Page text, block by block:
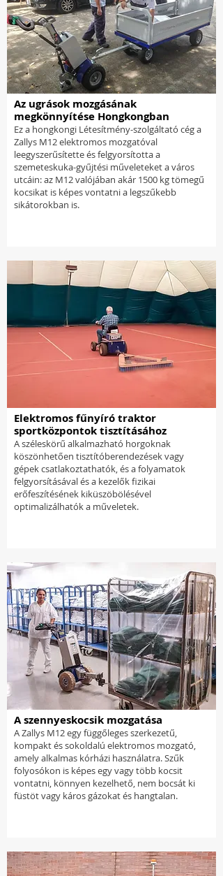
Az ugrások mozgásának
megkönnyítése Hongkongban
Ez a hongkongi Létesítmény-szolgáltató cég a
Zallys M12 elektromos mozgatóval
leegyszerűsítette és felgyorsította a
szemeteskuka-gyűjtési műveleteket a város
utcáin: az M12 valójában akár 1500 kg tömegű
kocsikat is képes vontatni a legszűkebb
sikátorokban is.
Elektromos fűnyíró traktor
sportközpontok tisztításához
A széleskörű alkalmazható horgoknak
köszönhetően tisztítóberendezések vagy
gépek csatlakoztathatók, és a folyamatok
felgyorsításával és a kezelők fizikai
erőfeszítésének kiküszöbölésével
optimalizálhatók a műveletek.
A szennyeskocsik mozgatása
A Zallys M12 egy függőleges szerkezetű,
kompakt és sokoldalú elektromos mozgató,
amely alkalmas kórházi használatra. Szűk
folyosókon is képes egy vagy több kocsit
vontatni, könnyen kezelhető, nem bocsát ki
füstöt vagy káros gázokat és hangtalan.